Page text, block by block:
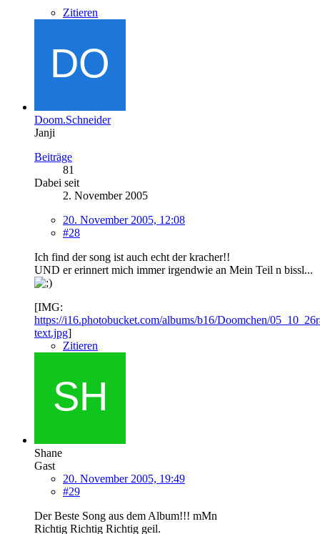
Zitieren
Doom.Schneider
Janji
Beiträge
81
Dabei seit
2. November 2005
20. November 2005, 12:08
#28
Ich find der song ist auch echt der kracher!!
UND er erinnert mich immer irgendwie an Mein Teil n bissl...
[IMG:
https://i16.photobucket.com/albums/b16/Doomchen/
text.jpg]
Zitieren
Shane
Gast
20. November 2005, 19:49
#29
Der Beste Song aus dem Album!!! mMn
Richtig Richtig Richtig geil.